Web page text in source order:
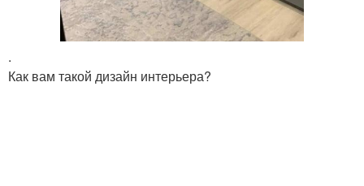
.
Как вам такой дизайн интерьера?